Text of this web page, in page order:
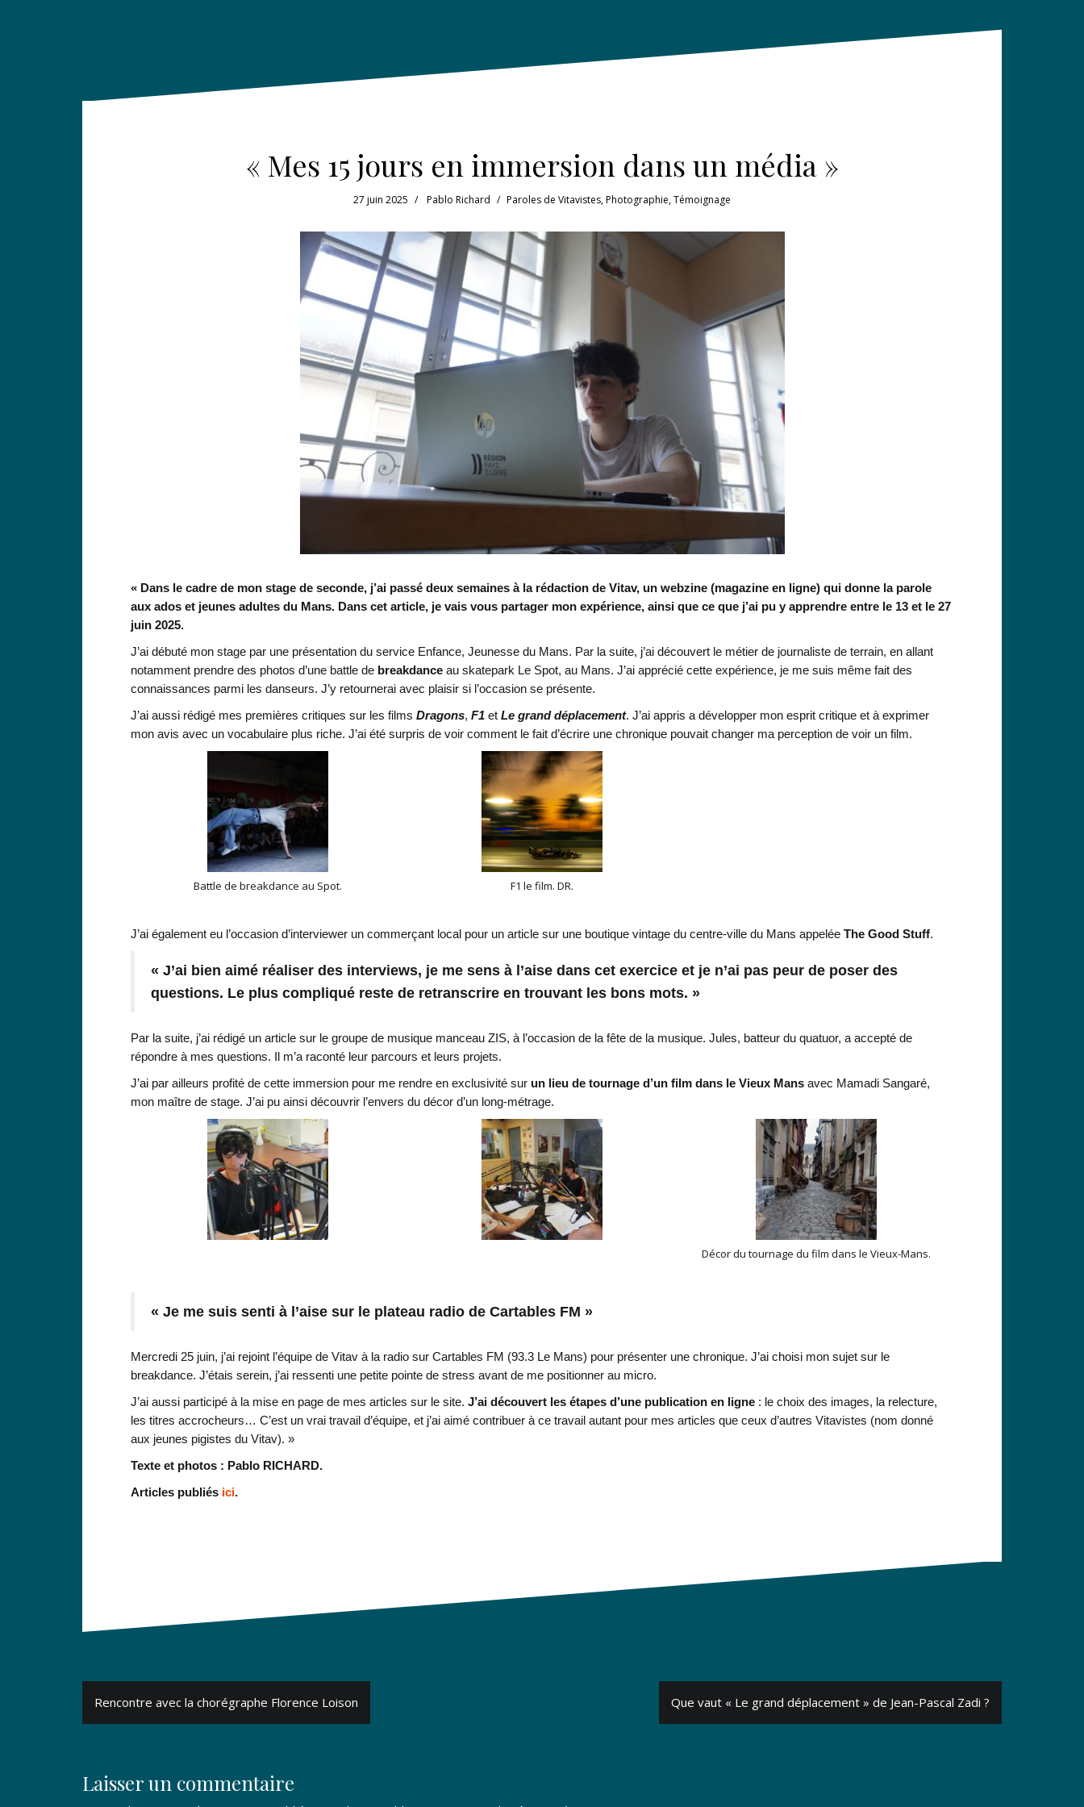
« Mes 15 jours en immersion dans un média »
27 juin 2025 Pablo Richard Paroles de Vitavistes,Photographie,Témoignage
« Dans le cadre de mon stage de seconde, j’ai passé deux semaines à la rédaction de Vitav, un webzine (magazine en ligne) qui donne la parole
aux ados et jeunes adultes du Mans. Dans cet article, je vais vous partager mon expérience, ainsi que ce que j’ai pu y apprendre entre le 13 et le 27
juin 2025.
J’ai débuté mon stage par une présentation du service Enfance, Jeunesse du Mans. Par la suite, j’ai découvert le métier de journaliste de terrain, en allant
notamment prendre des photos d’une battle de breakdance au skatepark Le Spot, au Mans. J’ai apprécié cette expérience, je me suis même fait des
connaissances parmi les danseurs. J’y retournerai avec plaisir si l’occasion se présente.
J’ai aussi rédigé mes premières critiques sur les films Dragons, F1 et Le grand déplacement. J’ai appris a développer mon esprit critique et à exprimer
mon avis avec un vocabulaire plus riche. J’ai été surpris de voir comment le fait d’écrire une chronique pouvait changer ma perception de voir un film.
Battle de breakdance au Spot. F1 le film. DR.
J’ai également eu l’occasion d’interviewer un commerçant local pour un article sur une boutique vintage du centre-ville du Mans appelée The Good Stuff.
« J’ai bien aimé réaliser des interviews, je me sens à l’aise dans cet exercice et je n’ai pas peur de poser des
questions. Le plus compliqué reste de retranscrire en trouvant les bons mots. »
Par la suite, j’ai rédigé un article sur le groupe de musique manceau ZIS, à l’occasion de la fête de la musique. Jules, batteur du quatuor, a accepté de
répondre à mes questions. Il m’a raconté leur parcours et leurs projets.
J’ai par ailleurs profité de cette immersion pour me rendre en exclusivité sur un lieu de tournage d’un film dans le Vieux Mans avec Mamadi Sangaré,
mon maître de stage. J’ai pu ainsi découvrir l’envers du décor d’un long-métrage.
Décor du tournage du film dans le Vieux-Mans.
« Je me suis senti à l’aise sur le plateau radio de Cartables FM »
Mercredi 25 juin, j’ai rejoint l’équipe de Vitav à la radio sur Cartables FM (93.3 Le Mans) pour présenter une chronique. J’ai choisi mon sujet sur le
breakdance. J’étais serein, j’ai ressenti une petite pointe de stress avant de me positionner au micro.
J’ai aussi participé à la mise en page de mes articles sur le site. J’ai découvert les étapes d’une publication en ligne : le choix des images, la relecture,
les titres accrocheurs… C’est un vrai travail d’équipe, et j’ai aimé contribuer à ce travail autant pour mes articles que ceux d’autres Vitavistes (nom donné
aux jeunes pigistes du Vitav). »
Texte et photos : Pablo RICHARD.
Articles publiés ici.
Navigation
de
Rencontre avec la chorégraphe Florence Loison Que vaut « Le grand déplacement » de Jean-Pascal Zadi ?
Laisser un commentaire